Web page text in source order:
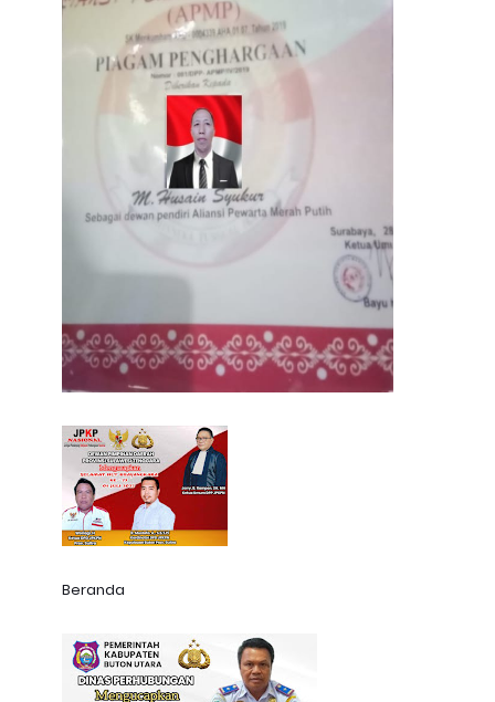
Beranda